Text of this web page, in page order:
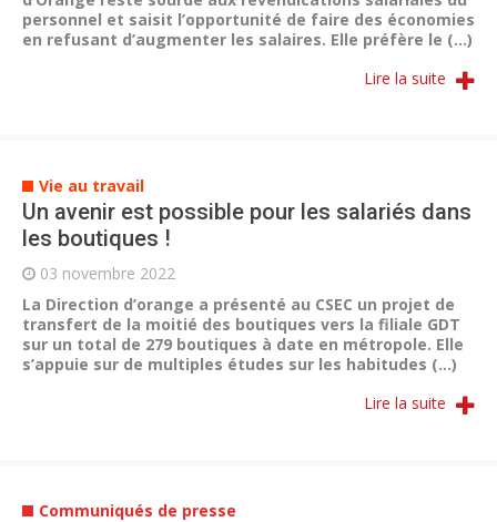
personnel et saisit l’opportunité de faire des économies
en refusant d’augmenter les salaires. Elle préfère le (...)
Lire la suite
Vie au travail
Un avenir est possible pour les salariés dans
les boutiques !
03 novembre 2022
La Direction d’orange a présenté au CSEC un projet de
transfert de la moitié des boutiques vers la filiale GDT
sur un total de 279 boutiques à date en métropole. Elle
s’appuie sur de multiples études sur les habitudes (...)
Lire la suite
Communiqués de presse